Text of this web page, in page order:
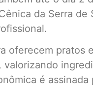
da Serra de
oferecem pratos
é assinada